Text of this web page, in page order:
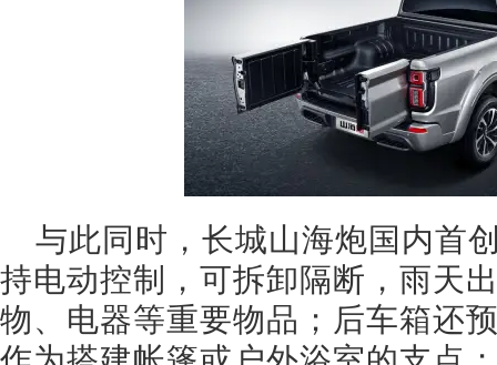
与此同时，长城山海炮国内首
持电动控制，可拆卸隔断，雨天
物、电器等重要物品；后车箱还